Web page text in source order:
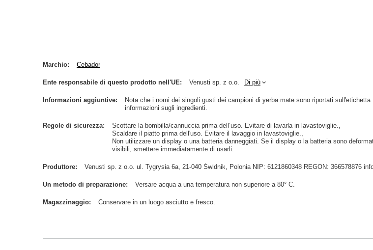
Marchio Cebador
Ente responsabile di questo prodotto nell'UE Venusti sp. z o.o. Di più
Informazioni aggiuntive
Nota che i nomi dei singoli gusti dei campioni di yerba mate sono riportati
informazioni sugli ingredienti.
Regole di sicurezza
Scottare la bombilla/cannuccia prima dell’uso. Evitare di lavarla in lavastoviglie.
Scaldare il piatto prima dell'uso. Evitare il lavaggio in lavastoviglie.
Non utilizzare un display o una batteria danneggiati. Se il display o la batteria sono
visibili, smettere immediatamente di usarli.
Produttore Venusti sp. z o.o. ul. Tygrysia 6a, 21-040 Świdnik, Polonia NIP: 6121860348 REGON: 366578876
Un metodo di preparazione Versare acqua a una temperatura non superiore a 80° C.
Magazzinaggio Conservare in un luogo asciutto e fresco.